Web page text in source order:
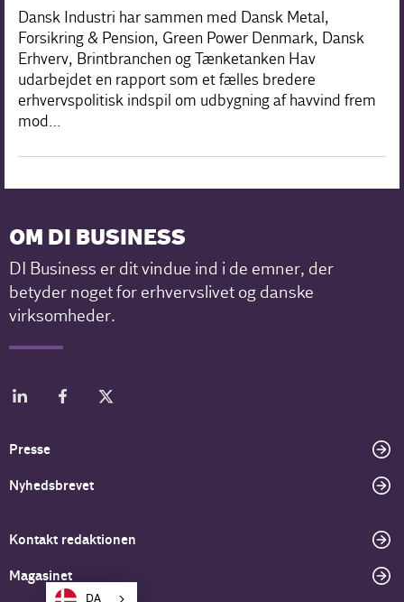
Dansk Industri har sammen med Dansk Metal,
Forsikring & Pension, Green Power Denmark, Dansk
Erhverv, Brintbranchen og Tænketanken Hav
udarbejdet en rapport som et fælles bredere
erhvervspolitisk indspil om udbygning af havvind frem
mod…
OM DI BUSINESS
DI Business er dit vindue ind i de emner, der
betyder noget for erhvervslivet og danske
virksomheder.
Presse
Nyhedsbrevet
Kontakt redaktionen
Magasinet
DA